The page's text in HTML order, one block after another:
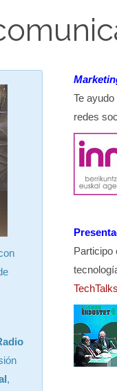
,
Te
redes
Participo
TechTalks